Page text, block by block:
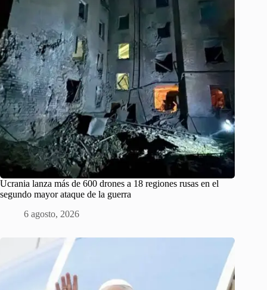
Ucrania lanza más de 600 drones a 18 regiones rusas en el
segundo mayor ataque de la guerra
6 agosto, 2026